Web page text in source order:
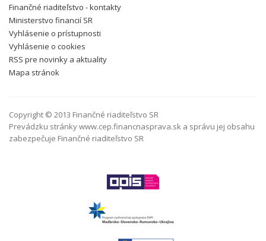
Finančné riaditeľstvo - kontakty
Ministerstvo financií SR
Vyhlásenie o prístupnosti
Vyhlásenie o cookies
RSS pre novinky a aktuality
Mapa stránok
Copyright © 2013 Finančné riaditeľstvo SR
Prevádzku stránky www.cep.financnasprava.sk a správu jej obsahu
zabezpečuje Finančné riaditeľstvo SR